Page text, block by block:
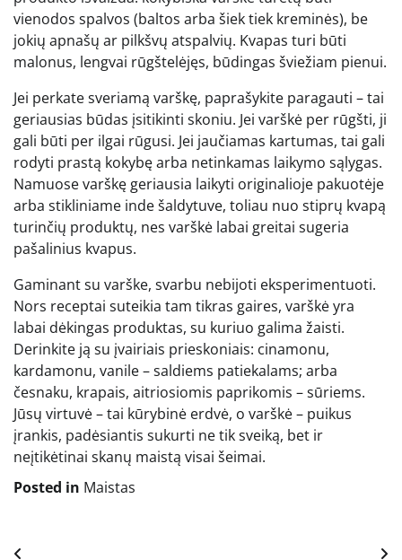
vienodos spalvos (baltos arba šiek tiek kreminės), be
jokių apnašų ar pilkšvų atspalvių. Kvapas turi būti
malonus, lengvai rūgštelėjęs, būdingas šviežiam pienui.
Jei perkate sveriamą varškę, paprašykite paragauti – tai
geriausias būdas įsitikinti skoniu. Jei varškė per rūgšti, ji
gali būti per ilgai rūgusi. Jei jaučiamas kartumas, tai gali
rodyti prastą kokybę arba netinkamas laikymo sąlygas.
Namuose varškę geriausia laikyti originalioje pakuotėje
arba stikliniame inde šaldytuve, toliau nuo stiprų kvapą
turinčių produktų, nes varškė labai greitai sugeria
pašalinius kvapus.
Gaminant su varške, svarbu nebijoti eksperimentuoti.
Nors receptai suteikia tam tikras gaires, varškė yra
labai dėkingas produktas, su kuriuo galima žaisti.
Derinkite ją su įvairiais prieskoniais: cinamonu,
kardamonu, vanile – saldiems patiekalams; arba
česnaku, krapais, aitriosiomis paprikomis – sūriems.
Jūsų virtuvė – tai kūrybinė erdvė, o varškė – puikus
įrankis, padėsiantis sukurti ne tik sveiką, bet ir
neįtikėtinai skanų maistą visai šeimai.
Posted in Maistas